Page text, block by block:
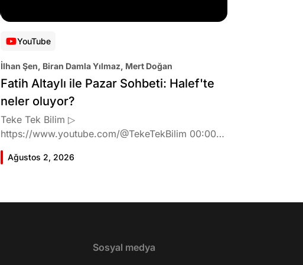
YouTube
İlhan Şen, Biran Damla Yılmaz, Mert Doğan
Fatih Altaylı ile Pazar Sohbeti: Halef'te
neler oluyor?
Teke Tek Bilim ▷
https://www.youtube.com/@TekeTekBilim 00:00
Giriş 02:46 Biran Damla Yılmaz dizi teklifi
geldiğinde neler hissetti? 05:41 Oynadığı role nasıl
neler kattı? 17:52 İlhan Şen, ayakkabı eleştirisinden
mi? 22:22 Biran Damla Yılmaz nereli, nasıl bir
Ağustos 2, 2026
Sosyal medya